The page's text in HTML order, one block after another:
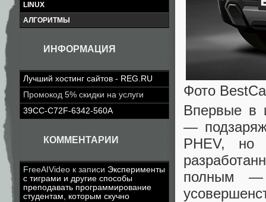
LINUX
АЛГОРИТМЫ
ИНФОРМАЦИЯ
Лучший хостинг сайтов - REG.RU
Промокод 5% скидки на услуги
39CC-C72F-6342-560A
КОММЕНТАРИИ
FreeAIVideo к записи Эксперименты
с тиграми и другие способы
преподавать программирование
студентам, которым скучно
Фото
Впервые в
—
PHEV,
полным —